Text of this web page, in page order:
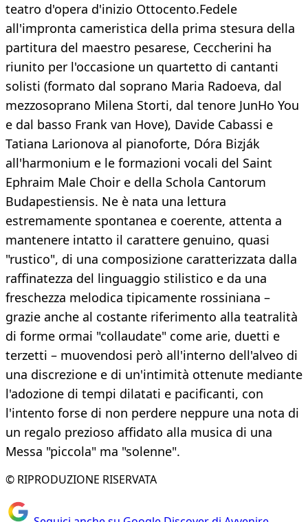
teatro d'opera d'inizio Ottocento.Fedele
all'impronta cameristica della prima stesura della
partitura del maestro pesarese, Ceccherini ha
riunito per l'occasione un quartetto di cantanti
solisti (formato dal soprano Maria Radoeva, dal
mezzosoprano Milena Storti, dal tenore JunHo You
e dal basso Frank van Hove), Davide Cabassi e
Tatiana Larionova al pianoforte, Dóra Bizják
all'harmonium e le formazioni vocali del Saint
Ephraim Male Choir e della Schola Cantorum
Budapestiensis. Ne è nata una lettura
estremamente spontanea e coerente, attenta a
mantenere intatto il carattere genuino, quasi
"rustico", di una composizione caratterizzata dalla
raffinatezza del linguaggio stilistico e da una
freschezza melodica tipicamente rossiniana –
grazie anche al costante riferimento alla teatralità
di forme ormai "collaudate" come arie, duetti e
terzetti – muovendosi però all'interno dell'alveo di
una discrezione e di un'intimità ottenute mediante
l'adozione di tempi dilatati e pacificanti, con
l'intento forse di non perdere neppure una nota di
un regalo prezioso affidato alla musica di una
Messa "piccola" ma "solenne".
© RIPRODUZIONE RISERVATA